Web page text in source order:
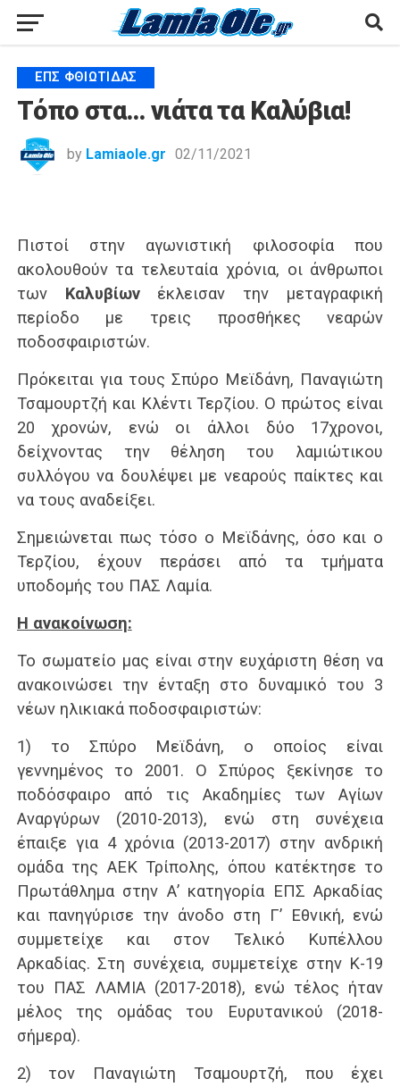
ΕΠΣ ΦΘΙΏΤΙΔΑΣ
Τόπο στα… νιάτα τα Καλύβια!
by Lamiaole.gr 02/11/2021
Πιστοί στην αγωνιστική φιλοσοφία που
ακολουθούν τα τελευταία χρόνια, οι άνθρωποι
των Καλυβίωνέκλεισαν την μεταγραφική
περίοδο με τρεις προσθήκες νεαρών
ποδοσφαιριστών.
Πρόκειται για τους Σπύρο Μεϊδάνη, Παναγιώτη
Τσαμουρτζή και Κλέντι Τερζίου. Ο πρώτος είναι
20 χρονών, ενώ οι άλλοι δύο 17χρονοι,
δείχνοντας την θέληση του λαμιώτικου
συλλόγου να δουλέψει με νεαρούς παίκτες και
να τους αναδείξει.
Σημειώνεται πως τόσο ο Μεϊδάνης, όσο και ο
Τερζίου, έχουν περάσει από τα τμήματα
υποδομής του ΠΑΣ Λαμία.
Η ανακοίνωση:
Το σωματείο μας είναι στην ευχάριστη θέση να
ανακοινώσει την ένταξη στο δυναμικό του 3
νέων ηλικιακά ποδοσφαιριστών:
1) το Σπύρο Μεϊδάνη, ο οποίος είναι
γεννημένος το 2001. Ο Σπύρος ξεκίνησε το
ποδόσφαιρο από τις Ακαδημίες των Αγίων
Αναργύρων (2010-2013), ενώ στη συνέχεια
έπαιξε για 4 χρόνια (2013-2017) στην ανδρική
ομάδα της ΑΕΚ Τρίπολης, όπου κατέκτησε το
Πρωτάθλημα στην Α’ κατηγορία ΕΠΣ Αρκαδίας
και πανηγύρισε την άνοδο στη Γ’ Εθνική, ενώ
συμμετείχε και στον Τελικό Κυπέλλου
Αρκαδίας. Στη συνέχεια, συμμετείχε στην Κ-19
του ΠΑΣ ΛΑΜΙΑ (2017-2018), ενώ τέλος ήταν
μέλος της ομάδας του Ευρυτανικού (2018-
σήμερα).
2) τον Παναγιώτη Τσαμουρτζή, που έχει